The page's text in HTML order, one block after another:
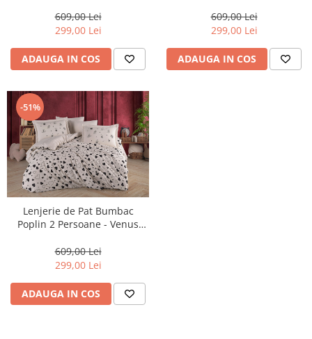
609,00 Lei
299,00 Lei
ADAUGA IN COS
609,00 Lei
299,00 Lei
ADAUGA IN COS
-51%
Lenjerie de Pat Bumbac
Poplin 2 Persoane - Venus
609,00 Lei
299,00 Lei
ADAUGA IN COS